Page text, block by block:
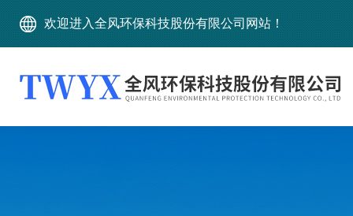
欢迎进入全风环保科技股份有限公司网站！